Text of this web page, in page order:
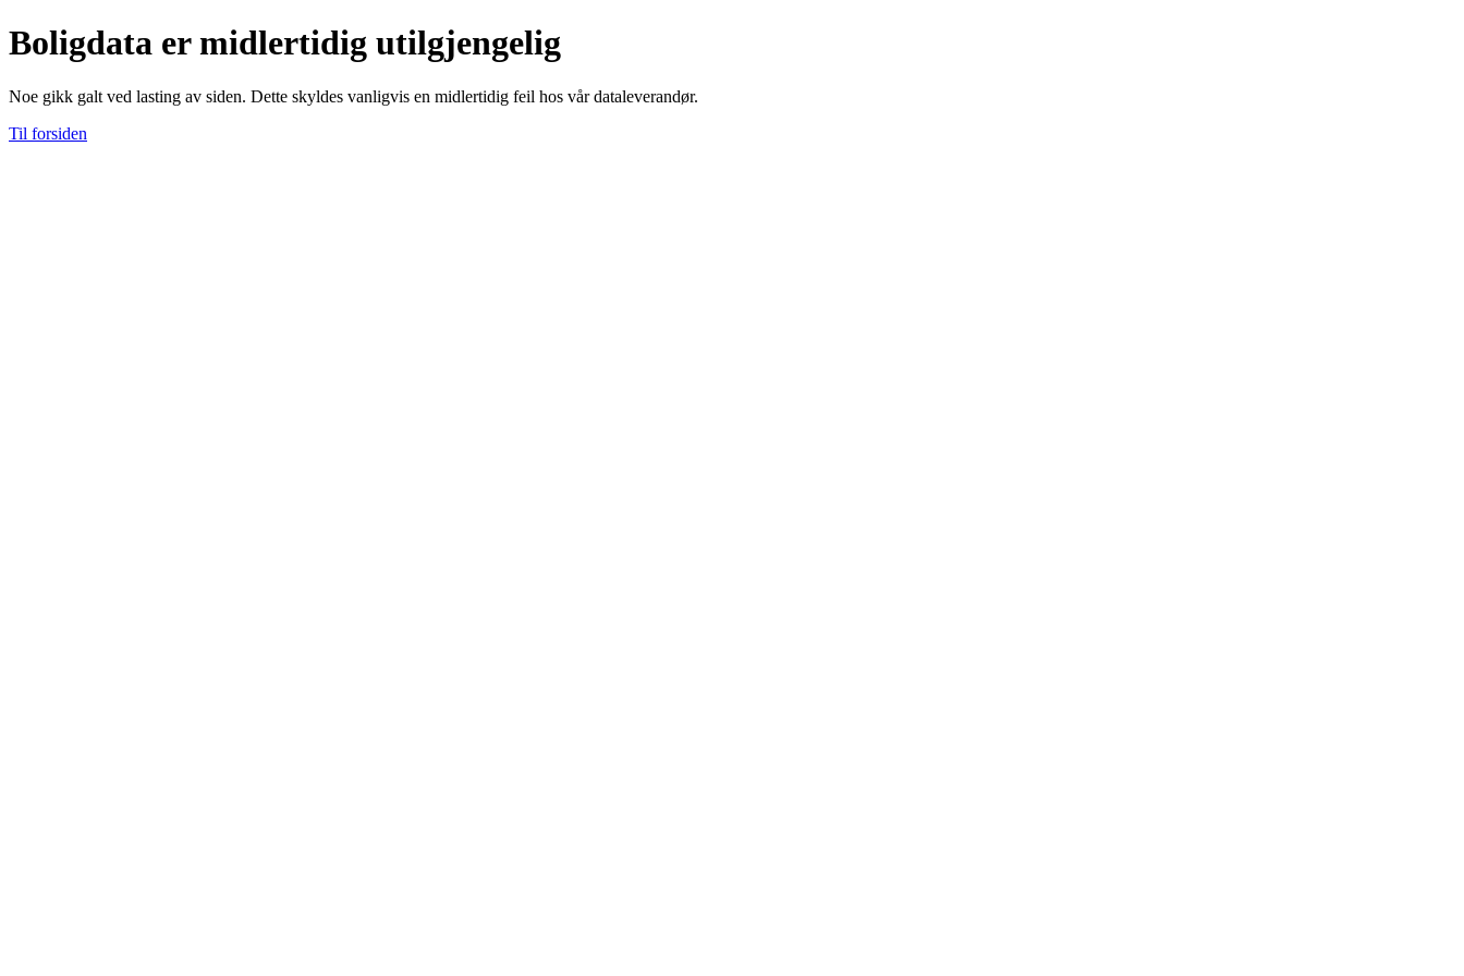
Boligdata er midlertidig utilgjengelig
Noe gikk galt ved lasting av siden. Dette skyldes vanligvis en midlertidig feil hos vår dataleverandør.
Til forsiden